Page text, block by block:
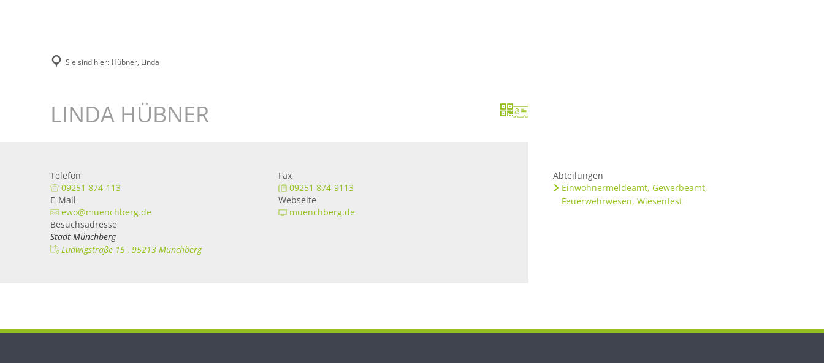
Sie sind hier: Hübner, Linda
LINDA HÜBNER
Telefon
09251 874-113
Fax
09251 874-9113
E-Mail
ewo@muenchberg.de
Webseite
muenchberg.de
Besuchsadresse
Stadt Münchberg
Ludwigstraße 15 , 95213 Münchberg
Abteilungen
Einwohnermeldeamt, Gewerbeamt,
Feuerwehrwesen, Wiesenfest